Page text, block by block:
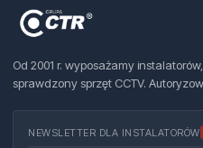
Od 2001 r. wyposażamy
sprawdzony sprzęt CCTV.
NEWSLETTER DLA INSTALATORÓW